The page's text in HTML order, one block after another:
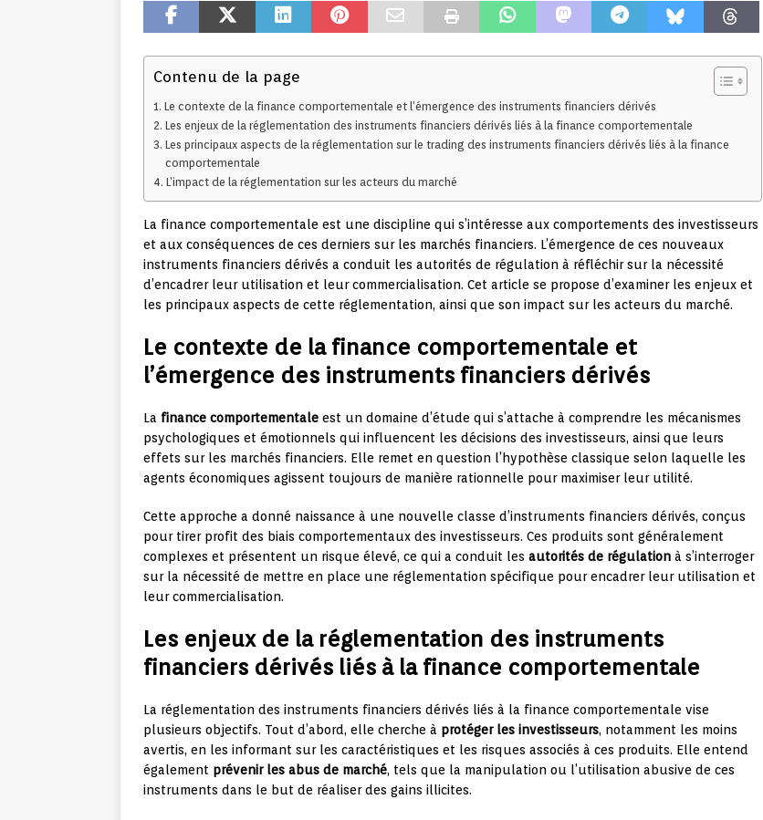
Contenu de la page
Le contexte de la finance comportementale et l’émergence des instruments financiers dérivés
Les enjeux de la réglementation des instruments financiers dérivés liés à la finance comportementale
Les principaux aspects de la réglementation sur le trading des instruments financiers dérivés liés à la finance
comportementale
L’impact de la réglementation sur les acteurs du marché
La finance comportementale est une discipline qui s’intéresse aux comportements des investisseurs
et aux conséquences de ces derniers sur les marchés financiers. L’émergence de ces nouveaux
instruments financiers dérivés a conduit les autorités de régulation à réfléchir sur la nécessité
d’encadrer leur utilisation et leur commercialisation. Cet article se propose d’examiner les enjeux et
les principaux aspects de cette réglementation, ainsi que son impact sur les acteurs du marché.
Le contexte de la finance comportementale et
l’émergence des instruments financiers dérivés
La finance comportementale est un domaine d’étude qui s’attache à comprendre les mécanismes
psychologiques et émotionnels qui influencent les décisions des investisseurs, ainsi que leurs
effets sur les marchés financiers. Elle remet en question l’hypothèse classique selon laquelle les
agents économiques agissent toujours de manière rationnelle pour maximiser leur utilité.
Cette approche a donné naissance à une nouvelle classe d’instruments financiers dérivés, conçus
pour tirer profit des biais comportementaux des investisseurs. Ces produits sont généralement
complexes et présentent un risque élevé, ce qui a conduit les autorités de régulation à s’interroger
sur la nécessité de mettre en place une réglementation spécifique pour encadrer leur utilisation et
leur commercialisation.
Les enjeux de la réglementation des instruments
financiers dérivés liés à la finance comportementale
La réglementation des instruments financiers dérivés liés à la finance comportementale vise
plusieurs objectifs. Tout d’abord, elle cherche à protéger les investisseurs, notamment les moins
avertis, en les informant sur les caractéristiques et les risques associés à ces produits. Elle entend
également prévenir les abus de marché, tels que la manipulation ou l’utilisation abusive de ces
instruments dans le but de réaliser des gains illicites.